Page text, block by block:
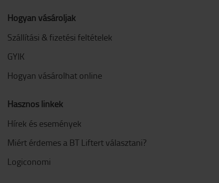
Hogyan vásároljak
Szállítási & fizetési feltételek
GYIK
Hogyan vásárolhat online
Hasznos linkek
Hírek és események
Miért érdemes a BT Liftert választani?
Logiconomi